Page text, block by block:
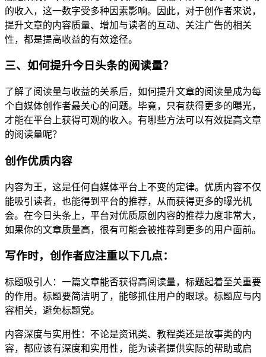
的收入，这一数字受多种因素影响。因此，对于创作者来说，
提升文章的内容质量、增加与读者的互动、关注广告的相关
性，都是提高收益的有效途径。
三、如何提升今日头条的阅读量？
了解了阅读量与收益的关系后，如何提升文章的阅读量成为每
个自媒体创作者最关心的问题。毕竟，只有获得更多的曝光，
才能在平台上获得可观的收入。有哪些方法可以有效提高文章
的阅读量呢？
创作优质内容
内容为王，这是任何自媒体平台上不变的定律。优质内容不仅
能吸引读者，也能得到平台的推荐，从而获得更多的曝光机
会。在今日头条上，平台对优质原创内容的推荐力度非常大，
如果你的文章质量高，很有可能会被推荐到更多的用户面前。
写作时，创作者应注重以下几点：
标题吸引人：一篇文章能否获得高阅读量，标题起着至关重要
的作用。标题要简洁明了，能够抓住用户的眼球。标题应与内
容相关，避免标题党。
内容深度与实用性：不论是资讯类、教程类还是故事类的内
容，都应该有深度和实用性，能为读者提供实际的帮助或启